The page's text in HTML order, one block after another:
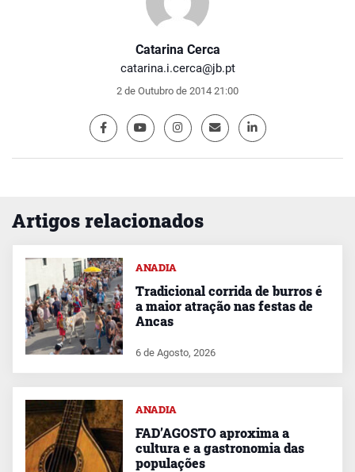
Catarina Cerca
catarina.i.cerca@jb.pt
2 de Outubro de 2014 21:00
Artigos relacionados
ANADIA
Tradicional corrida de burros é
a maior atração nas festas de
Ancas
6 de Agosto, 2026
ANADIA
FAD’AGOSTO aproxima a
cultura e a gastronomia das
populações